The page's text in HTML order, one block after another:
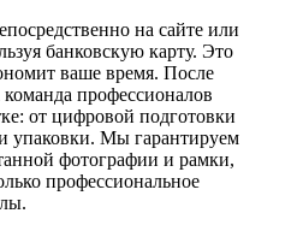
на сайте или
банковскую карту. Это
ваше время. После
профессионалов
от цифровой подготовки
упаковки. Мы гарантируем
фотографии и рамки,
профессиональное